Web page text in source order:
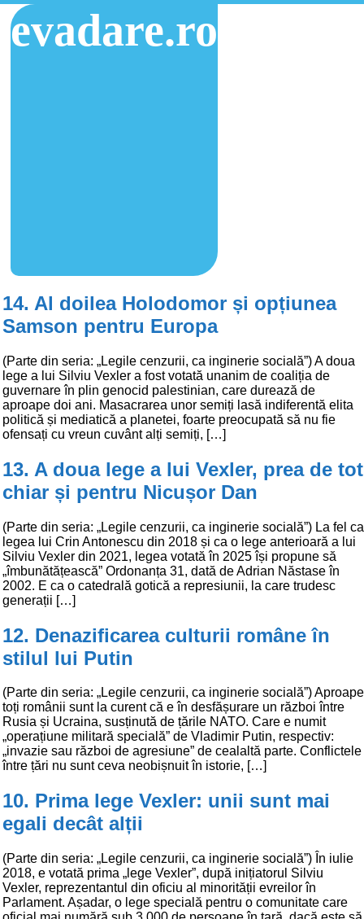
evadare.ro
14. Al doilea Holodomor și opțiunea
Samson pentru Europa
(Parte din seria: „Legile cenzurii, ca inginerie socială”) A doua
lege a lui Silviu Vexler a fost votată unanim de coaliția de
guvernare în plin genocid palestinian, care durează de
aproape doi ani. Masacrarea unor semiți lasă indiferentă elita
politică și mediatică a planetei, foarte preocupată să nu fie
ofensați cu vreun cuvânt alți semiți, […]
13. A doua lege a lui Vexler, prea de tot
chiar și pentru Nicușor Dan
(Parte din seria: „Legile cenzurii, ca inginerie socială”) La fel ca
legea lui Crin Antonescu din 2018 și ca o lege anterioară a lui
Silviu Vexler din 2021, legea votată în 2025 își propune să
„îmbunătățească” Ordonanța 31, dată de Adrian Năstase în
2002. E ca o catedrală gotică a represiunii, la care trudesc
generații […]
12. Denazificarea culturii române în
stilul lui Putin
(Parte din seria: „Legile cenzurii, ca inginerie socială”) Aproape
toți românii sunt la curent că e în desfășurare un război între
Rusia și Ucraina, susținută de țările NATO. Care e numit
„operațiune militară specială” de Vladimir Putin, respectiv:
„invazie sau război de agresiune” de cealaltă parte. Conflictele
între țări nu sunt ceva neobișnuit în istorie, […]
10. Prima lege Vexler: unii sunt mai
egali decât alții
(Parte din seria: „Legile cenzurii, ca inginerie socială”) În iulie
2018, e votată prima „lege Vexler”, după inițiatorul Silviu
Vexler, reprezentantul din oficiu al minorității evreilor în
Parlament. Așadar, o lege specială pentru o comunitate care